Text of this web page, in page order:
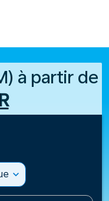
à partir de
expand_more